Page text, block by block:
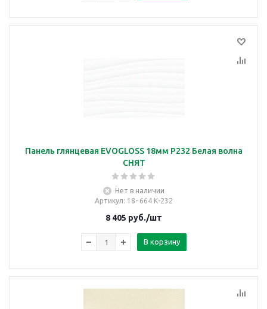
Панель глянцевая EVOGLOSS 18мм P232 Белая волна
СНЯТ
Нет в наличии
Артикул: 18- 664 К-232
8 405 руб./шт
В корзину